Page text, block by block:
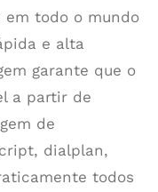
em todo o mundo
e alta
garante que o
a partir de
de
dialplan,
todos